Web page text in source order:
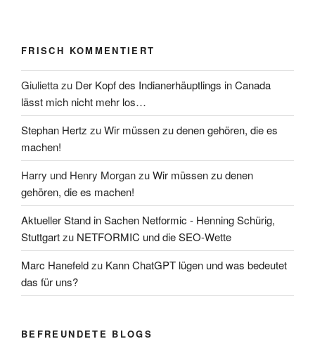
FRISCH KOMMENTIERT
Giuliettazu Der Kopf des Indianerhäuptlings in Canada
lässt mich nicht mehr los…
Stephan Hertz zuWir müssen zu denen gehören, die es
machen!
Harry und Henry MorganzuWir müssen zu denen
gehören, die es machen!
Aktueller Stand in Sachen Netformic - Henning Schürig,
Stuttgartzu NETFORMIC und die SEO-Wette
Marc Hanefeldzu Kann ChatGPT lügen und was bedeutet
das für uns?
BEFREUNDETE BLOGS